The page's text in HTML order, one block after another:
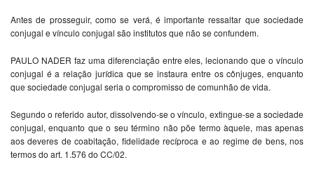
Antes de prosseguir, como se verá, é importante ressaltar que sociedade
conjugal e vínculo conjugal são institutos que não se confundem.
PAULO NADER faz uma diferenciação entre eles, lecionando que o vínculo
conjugal é a relação jurídica que se instaura entre os cônjuges, enquanto
que sociedade conjugal seria o compromisso de comunhão de vida.
Segundo o referido autor, dissolvendo-se o vínculo, extingue-se a sociedade
conjugal, enquanto que o seu término não põe termo àquele, mas apenas
aos deveres de coabitação, fidelidade recíproca e ao regime de bens, nos
termos do art. 1.576 do CC/02.